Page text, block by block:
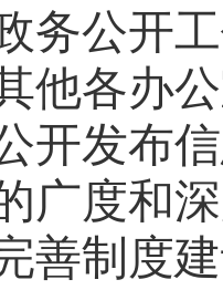
务公开
他各办
开发布
广度和
善制度